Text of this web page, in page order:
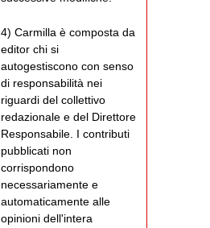
4) Carmilla è composta da
editor chi si
autogestiscono con senso
di responsabilità nei
riguardi del collettivo
redazionale e del Direttore
Responsabile. I contributi
pubblicati non
corrispondono
necessariamente e
automaticamente alle
opinioni dell'intera